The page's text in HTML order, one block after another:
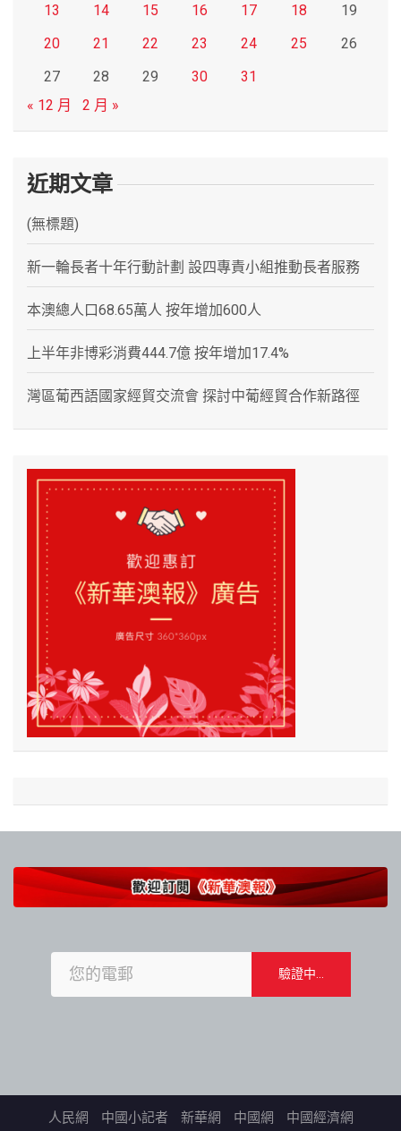
13
14 15 16 17 18
19
20
21 22 23 24 25
26
27
28 29 30
31
« 12 月
2 月 »
近期文章
(無標題)
新一輪長者十年行動計劃 設四專責小組推動長者服務
本澳總人口68.65萬人 按年增加600人
上半年非博彩消費444.7億 按年增加17.4%
灣區葡西語國家經貿交流會 探討中葡經貿合作新路徑
人民網 中國小記者 新華網 中國網 中國經濟網